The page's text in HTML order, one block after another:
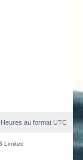
Heures au formatUTC
Limited